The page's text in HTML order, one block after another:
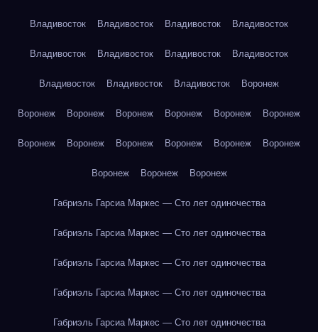
Владивосток Владивосток Владивосток Владивосток
Владивосток Владивосток Владивосток Владивосток
Владивосток Владивосток Владивосток Воронеж
Воронеж Воронеж Воронеж Воронеж Воронеж Воронеж
Воронеж Воронеж Воронеж Воронеж Воронеж Воронеж
Воронеж Воронеж Воронеж
Габриэль Гарсиа Маркес — Сто лет одиночества
Габриэль Гарсиа Маркес — Сто лет одиночества
Габриэль Гарсиа Маркес — Сто лет одиночества
Габриэль Гарсиа Маркес — Сто лет одиночества
Габриэль Гарсиа Маркес — Сто лет одиночества